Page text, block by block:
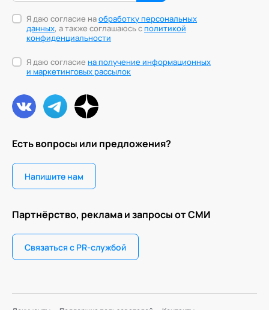
Есть вопросы или предложения?
Напишите нам
Партнёрство, реклама и запросы от СМИ
Связаться с PR-службой
Я даю согласие наобработку персональных
данных, а также соглашаюсь сполитикой
конфиденциальности
Я даю согласие на получение информационных
и маркетинговых рассылок